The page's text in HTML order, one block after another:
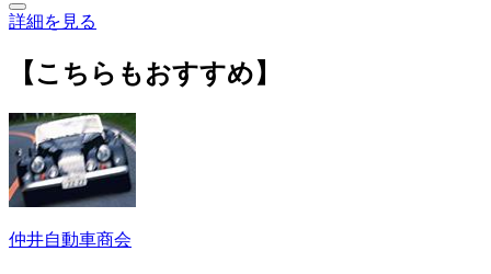
詳細を見る
【こちらもおすすめ】
仲井自動車商会